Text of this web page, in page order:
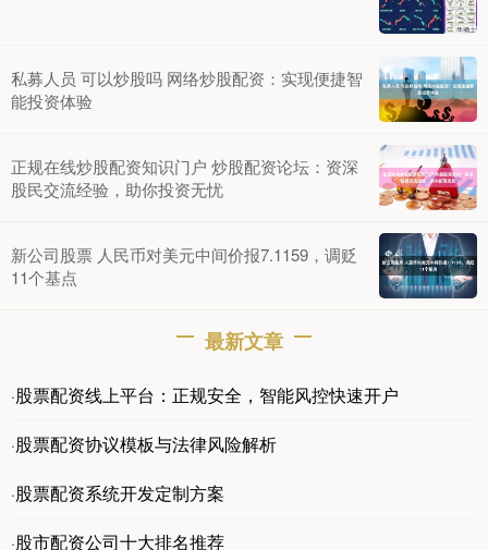
私募人员 可以炒股吗 网络炒股配资：实现便捷智
能投资体验
正规在线炒股配资知识门户 炒股配资论坛：资深
股民交流经验，助你投资无忧
新公司股票 人民币对美元中间价报7.1159，调贬
11个基点
最新文章
·股票配资线上平台：正规安全，智能风控快速开户
·股票配资协议模板与法律风险解析
·股票配资系统开发定制方案
·股市配资公司十大排名推荐